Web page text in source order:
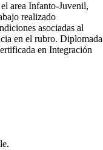
area Infanto-Juvenil,
realizado
asociadas al
en el rubro. Diplomada
en Integración
.